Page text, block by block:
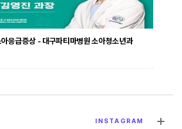
응급증상 - 대구파티마병원 소아청소년과
INSTAGRAM